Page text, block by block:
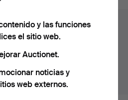
y las funciones
el sitio web.
Auctionet.
noticias y
web externos.